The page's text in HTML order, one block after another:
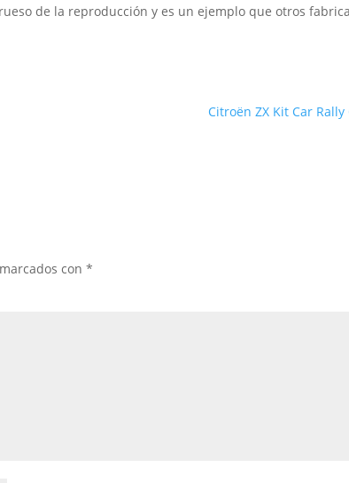
de la reproducción y es un ejemplo que otros
Citroën ZX Kit Car
con*